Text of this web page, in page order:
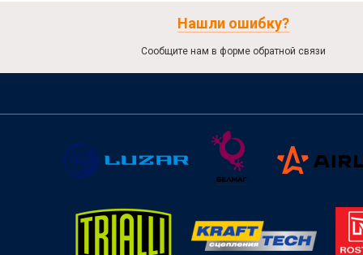
Нашли ошибку?
Сообщите нам в форме обратной связи